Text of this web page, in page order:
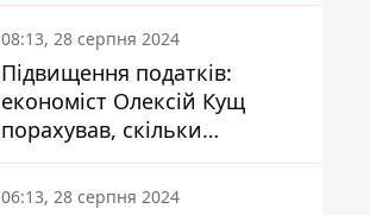
означає для країни
08:13, 28 серпня 2024
Підвищення податків:
економіст Олексій Кущ
порахував, скільки
заплатить кожен українець
06:13, 28 серпня 2024